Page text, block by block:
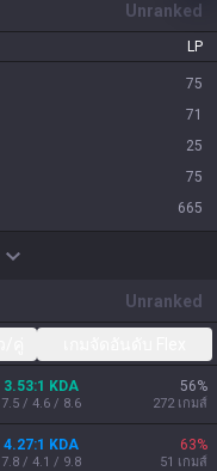
Unranked
LP
75
71
25
75
665
Unranked
3.53:1 KDA
7.5 / 4.6 / 8.6
56%
272 เกมส์
4.27:1 KDA
7.8 / 4.1 / 9.8
63%
51 เกมส์